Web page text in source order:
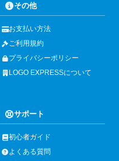
その他
お支払い方法
ご利用規約
プライバシーポリシー
LOGO EXPRESSについて
サポート
初心者ガイド
よくある質問